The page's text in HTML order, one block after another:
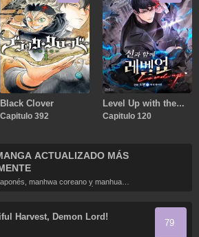
Black Clover
Capitulo 392
Level Up with the
Gods
Capitulo 120
ACTUALIZADO MÁS
manhwa coreano y manhua
actualizados en línea gratis!
Harvest, Demon Lord!
79